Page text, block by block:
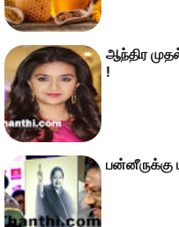
ஆந்திர
!
பன்னீருக்கு